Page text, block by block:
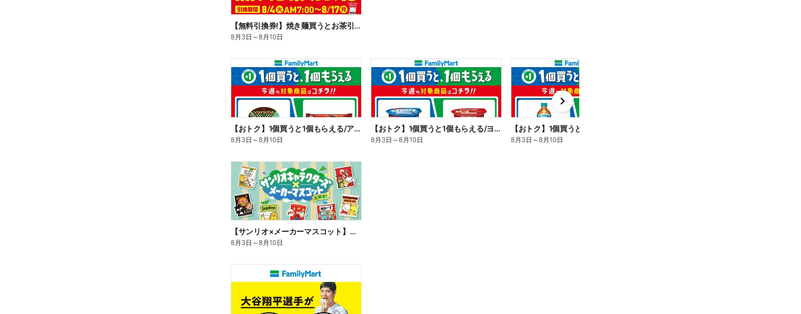
【無料引換券!】焼き麺買うとお茶引換券貰える!
8月3日 ～8月10日
【おトク】1個買うと1個もらえる/アイス
8月3日 ～8月10日
【おトク】1個買うと1個もらえる/ヨーグルト
8月3日 ～8月10日
【おトク】1個買うと1個もらえる/麦茶
8月3日 ～8月10日
e
x
t
【サンリオ×メーカーマスコット】オリジナルグッズ貰える!
8月3日 ～8月10日